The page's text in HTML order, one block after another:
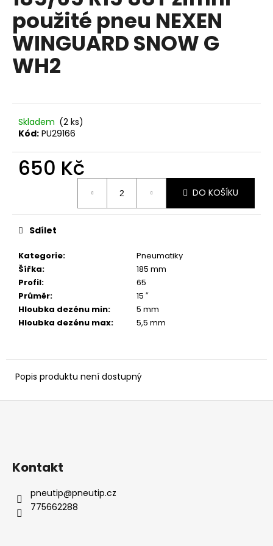
5
hvězdiček.
použité pneu NEXEN
WINGUARD SNOW G
WH2
Skladem (2 ks)
Kód: PU29166
650 Kč
DO KOŠÍKU
Kategorie:
Pneumatiky
Šířka:
185 mm
Profil:
65
Průměr:
15 ″
Hloubka dezénu min:
5 mm
Hloubka dezénu max: 5,5 mm
Sdílet
Popis produktu není dostupný
a
j
í
t
?
o
u
č
u
e
m
Z
Kontakt
pneutip@pneutip.cz
775662288